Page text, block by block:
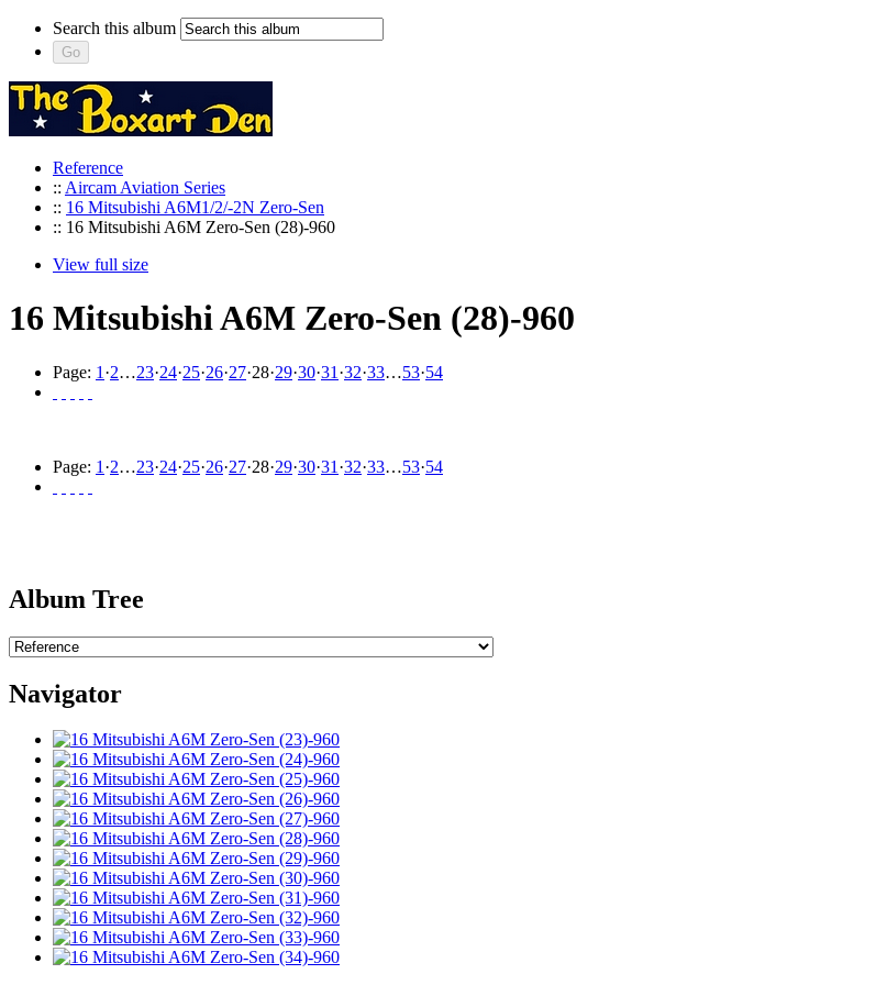
Search this album
Reference
:: Aircam Aviation Series
:: 16 Mitsubishi A6M1/2/-2N Zero-Sen
:: 16 Mitsubishi A6M Zero-Sen (28)-960
View full size
16 Mitsubishi A6M Zero-Sen (28)-960
Page: 1 ·2…23·24·25·26·27·28·29·30·31 ·32·33…53·54
Page: 1 ·2…23·24·25·26·27·28·29·30·31 ·32·33…53·54
Album Tree
Navigator